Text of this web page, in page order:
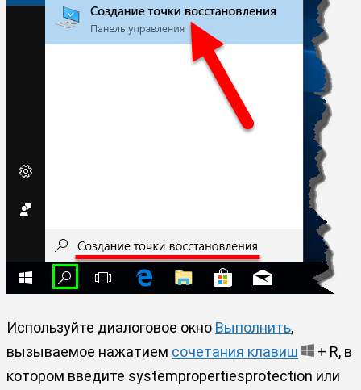
Используйте диалоговое окно Выполнить,
вызываемое нажатием сочетания клавиш
+ R, в
котором введите systempropertiesprotection или